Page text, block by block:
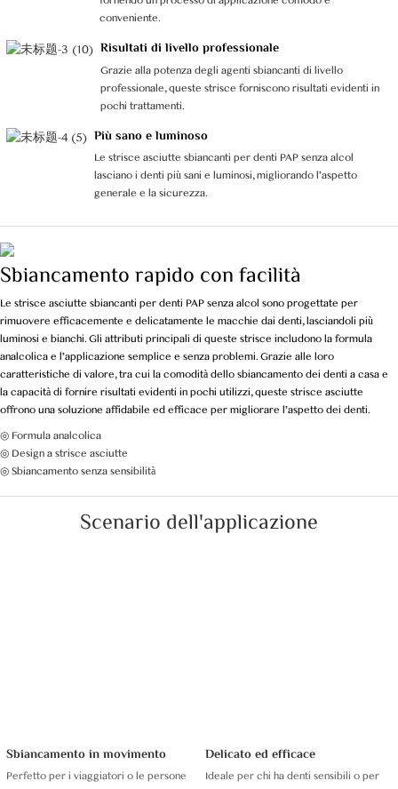
conveniente.
Risultati di livello professionale
Grazie alla potenza degli agenti sbiancanti di livello
professionale, queste strisce forniscono risultati evidenti in
pochi trattamenti.
Più sano e luminoso
Le strisce asciutte sbiancanti per denti PAP senza alcol
lasciano i denti più sani e luminosi, migliorando l'aspetto
generale e la sicurezza.
Sbiancamento rapido con facilità
Le strisce asciutte sbiancanti per denti PAP senza alcol sono progettate per
rimuovere efficacemente e delicatamente le macchie dai denti, lasciandoli più
luminosi e bianchi. Gli attributi principali di queste strisce includono la formula
analcolica e l'applicazione semplice e senza problemi. Grazie alle loro
caratteristiche di valore, tra cui la comodità dello sbiancamento dei denti a casa e
la capacità di fornire risultati evidenti in pochi utilizzi, queste strisce asciutte
offrono una soluzione affidabile ed efficace per migliorare l'aspetto dei denti.
◎ Formula analcolica
◎ Design a strisce asciutte
◎ Sbiancamento senza sensibilità
Scenario dell'applicazione
Sbiancamento in movimento
Perfetto per i viaggiatori o le persone
Delicato ed efficace
Ideale per chi ha denti sensibili o per